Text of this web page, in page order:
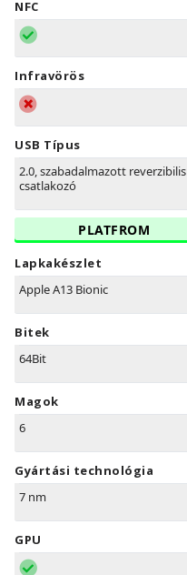
NFC
Infravörös
USB Típus
2.0, szabadalmazott reverzibilis
csatlakozó
PLATFROM
Lapkakészlet
Apple A13 Bionic
Bitek
64Bit
Magok
6
Gyártási technológia
7 nm
GPU